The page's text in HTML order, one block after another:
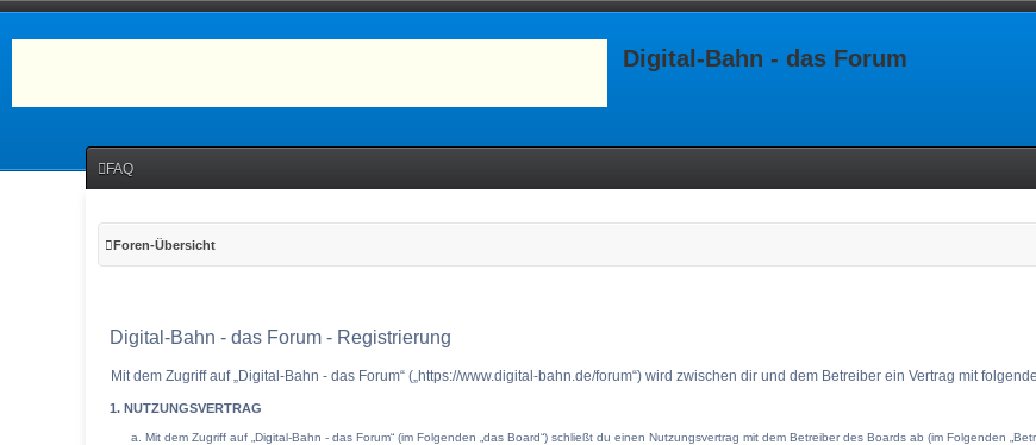
Digital-Bahn - das Forum
FAQ
Foren-Übersicht
Digital-Bahn - das Forum - Registrierung
Mit dem Zugriff auf „Digital-Bahn - das Forum“ („https://www.digital-bahn.de/forum“) wird zwischen dir und dem Betreiber ein Vertrag mit
1. NUTZUNGSVERTRAG
Mit dem Zugriff auf „Digital-Bahn - das Forum“ (im Folgenden „das Board“) schließt du einen Nutzungsvertrag mit dem Betreiber des Boards ab (im Folgenden